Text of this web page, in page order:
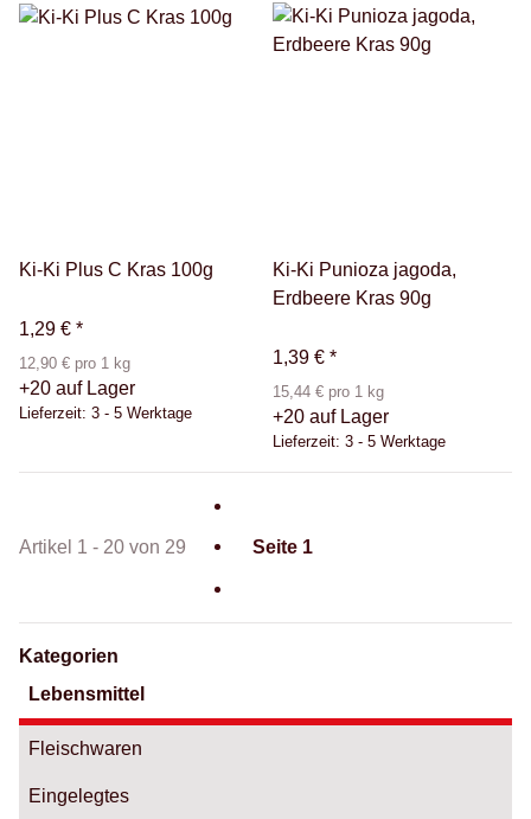
Ki-Ki Plus C Kras 100g
1,29 € *
12,90 € pro 1 kg
+20 auf Lager
Lieferzeit: 3 - 5 Werktage
Ki-Ki Punioza jagoda,
Erdbeere Kras 90g
1,39 € *
15,44 € pro 1 kg
+20 auf Lager
Lieferzeit: 3 - 5 Werktage
Artikel 1 - 20 von 29 Seite 1
Kategorien
Lebensmittel
Fleischwaren
Eingelegtes